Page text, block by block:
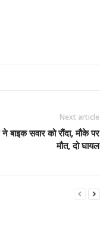
Next article
बाइक सवार को रौंदा, मौके पर
मौत, दो घायल